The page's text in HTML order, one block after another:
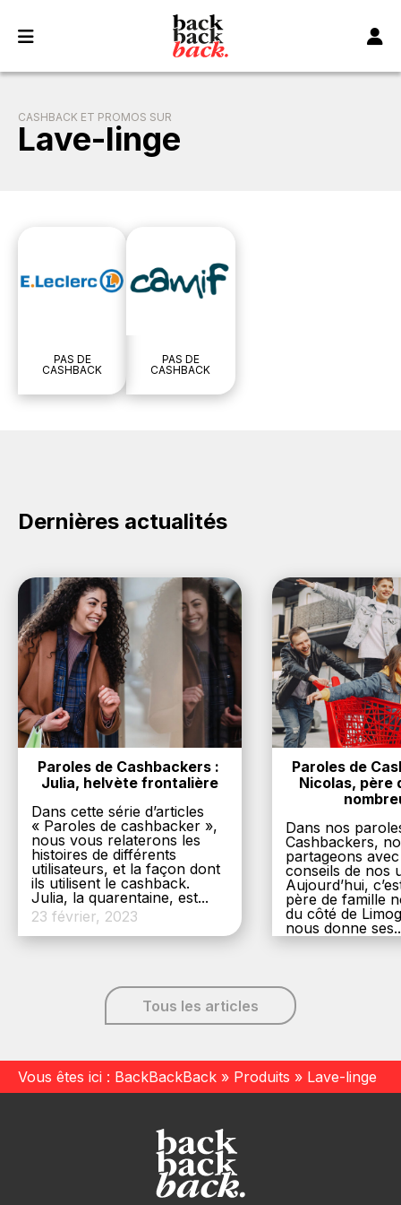
CASHBACK ET PROMOS SUR
Lave-linge
PAS DE
CASHBACK
PAS DE
CASHBACK
Dernières actualités
Paroles de Cashbackers :
Julia, helvète frontalière
Dans cette série d’articles
« Paroles de cashbacker »,
nous vous relaterons les
histoires de différents
utilisateurs, et la façon dont
ils utilisent le cashback.
Julia, la quarentaine, est...
23 février, 2023
Paroles de
Nicolas, père
Dans nos
Cashbackers,
partageons
conseils de nos
Aujourd’hui,
père de famille
du côté de
nous donne
Tous les articles
Vous êtes ici : BackBackBack » Produits » Lave-linge